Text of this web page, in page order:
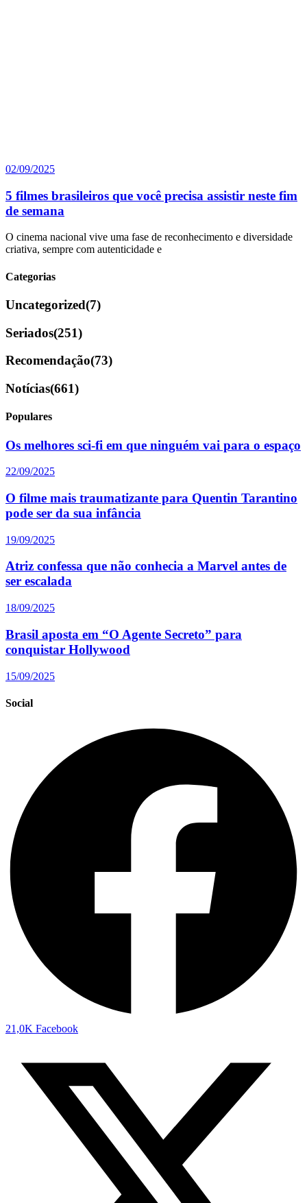
02/09/2025
5 filmes brasileiros que você precisa assistir neste fim
de semana
O cinema nacional vive uma fase de reconhecimento e diversidade
criativa, sempre com autenticidade e
Categorias
Uncategorized(7)
Seriados(251)
Recomendação(73)
Notícias(661)
Populares
Os melhores sci-fi em que ninguém vai para o espaço
22/09/2025
O filme mais traumatizante para Quentin Tarantino
pode ser da sua infância
19/09/2025
Atriz confessa que não conhecia a Marvel antes de
ser escalada
18/09/2025
Brasil aposta em “O Agente Secreto” para
conquistar Hollywood
15/09/2025
Social
21,0K Facebook